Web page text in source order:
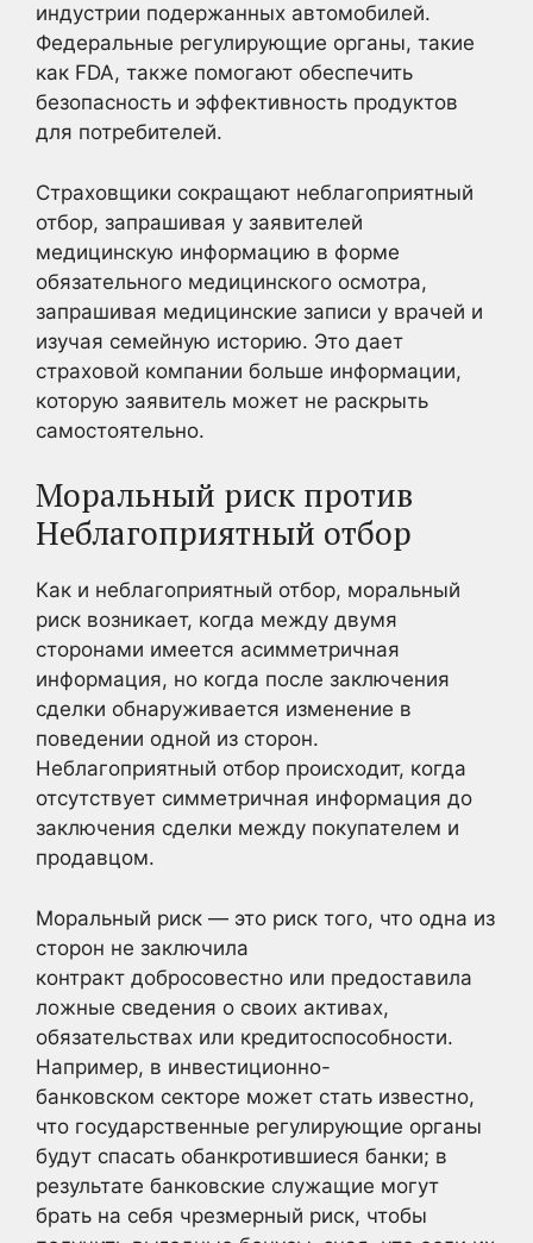
индустрии подержанных автомобилей.
Федеральные регулирующие органы, такие
как FDA, также помогают обеспечить
безопасность и эффективность продуктов
для потребителей.
Страховщики сокращают неблагоприятный
отбор, запрашивая у заявителей
медицинскую информацию в форме
обязательного медицинского осмотра,
запрашивая медицинские записи у врачей и
изучая семейную историю. Это дает
страховой компании больше информации,
которую заявитель может не раскрыть
самостоятельно.
Моральный риск против
Неблагоприятный отбор
Как и неблагоприятный отбор, моральный
риск возникает, когда между двумя
сторонами имеется асимметричная
информация, но когда после заключения
сделки обнаруживается изменение в
поведении одной из сторон.
Неблагоприятный отбор происходит, когда
отсутствует симметричная информация до
заключения сделки между покупателем и
продавцом.
Моральный риск — это риск того, что одна из
сторон не заключила
контракт добросовестно или предоставила
ложные сведения о своих активах,
обязательствах или кредитоспособности.
Например, в инвестиционно-
банковском секторе может стать известно,
что государственные регулирующие органы
будут спасать обанкротившиеся банки; в
результате банковские служащие могут
брать на себя чрезмерный риск, чтобы